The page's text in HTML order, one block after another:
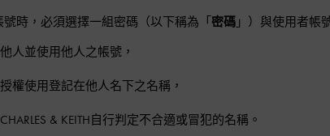
號時，必須選擇一組密碼（以下稱為「密碼 」）與使用者帳
人並使用他人之帳號，
權使用登記在他人名下之名稱，
& KEITH自行判定不合適或冒犯的名稱。